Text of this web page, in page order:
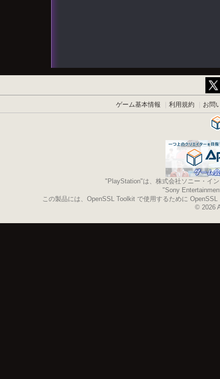
ゲーム基本情報 利用規約 お問
"PlayStation"は、株式会社ソニー・イ
"Sony
この製品には、OpenSSL Toolkit で使用するために
© 2026